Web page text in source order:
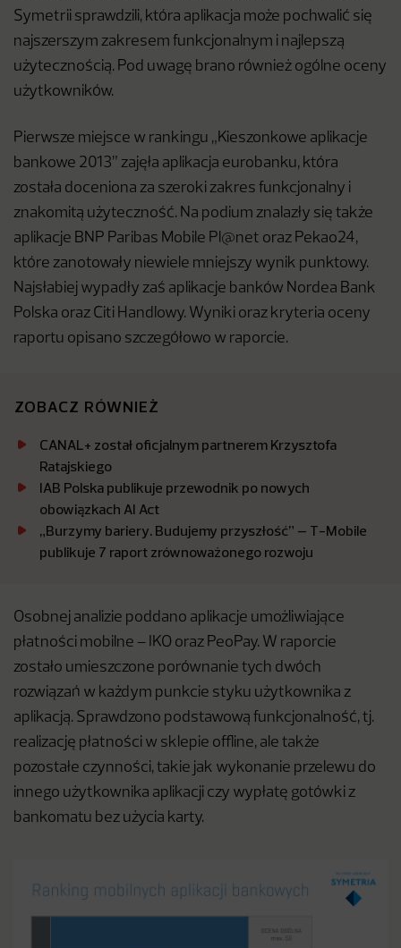
Symetrii sprawdzili, która aplikacja może pochwalić się
najszerszym zakresem funkcjonalnym i najlepszą
użytecznością. Pod uwagę brano również ogólne oceny
użytkowników.
Pierwsze miejsce w rankingu „Kieszonkowe aplikacje
bankowe 2013” zajęła aplikacja eurobanku, która
została doceniona za szeroki zakres funkcjonalny i
znakomitą użyteczność. Na podium znalazły się także
aplikacje BNP Paribas Mobile Pl@net oraz Pekao24,
które zanotowały niewiele mniejszy wynik punktowy.
Najsłabiej wypadły zaś aplikacje banków Nordea Bank
Polska oraz Citi Handlowy. Wyniki oraz kryteria oceny
raportu opisano szczegółowo w raporcie.
ZOBACZ RÓWNIEŻ
CANAL+ został oficjalnym partnerem Krzysztofa
Ratajskiego
IAB Polska publikuje przewodnik po nowych
obowiązkach AI Act
„Burzymy bariery. Budujemy przyszłość” – T-Mobile
publikuje 7 raport zrównoważonego rozwoju
Osobnej analizie poddano aplikacje umożliwiające
płatności mobilne – IKO oraz PeoPay. W raporcie
zostało umieszczone porównanie tych dwóch
rozwiązań w każdym punkcie styku użytkownika z
aplikacją. Sprawdzono podstawową funkcjonalność, tj.
realizację płatności w sklepie offline, ale także
pozostałe czynności, takie jak wykonanie przelewu do
innego użytkownika aplikacji czy wypłatę gotówki z
bankomatu bez użycia karty.